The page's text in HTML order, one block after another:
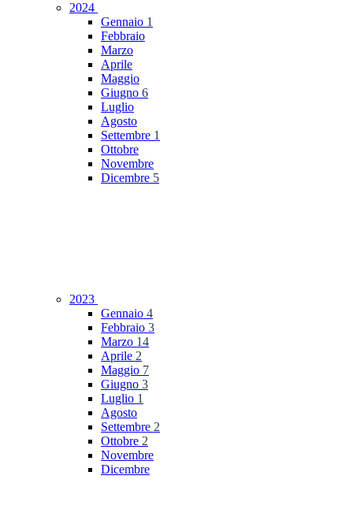
2024
Gennaio 1
Febbraio
Marzo
Aprile
Maggio
Giugno 6
Luglio
Agosto
Settembre 1
Ottobre
Novembre
Dicembre 5
2023
Gennaio 4
Febbraio 3
Marzo 14
Aprile 2
Maggio 7
Giugno 3
Luglio 1
Agosto
Settembre 2
Ottobre 2
Novembre
Dicembre